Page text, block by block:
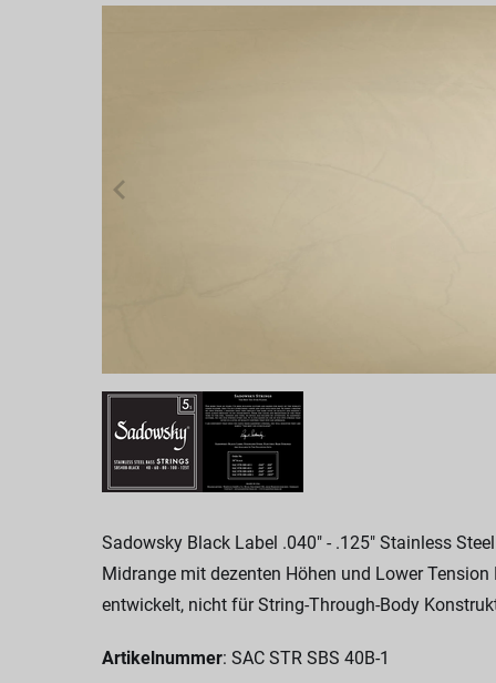
Sadowsky Black Label .040" - .125" Stainless
Midrange mit dezenten Höhen und Lower
entwickelt, nicht für String-Through-Body
Artikelnummer: SAC STR SBS 40B-1